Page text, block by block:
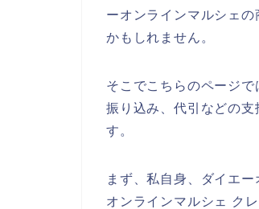
ーオンラインマルシェ
かもしれません。
そこでこちらのページ
振り込み、代引などの
す。
まず、私自身、ダイエ
オンラインマルシェ ク